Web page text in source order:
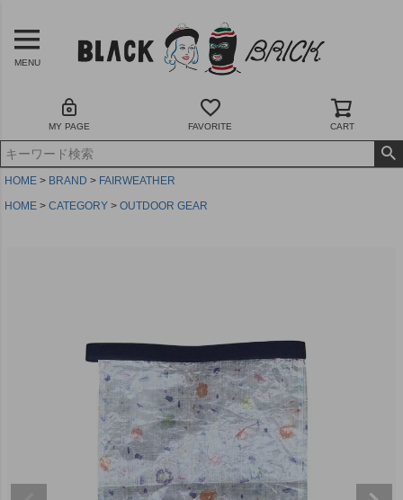
MENU
MY PAGE FAVORITE CART
HOME BRAND
FAIRWEATHER
HOME
CATEGORY OUTDOOR GEAR